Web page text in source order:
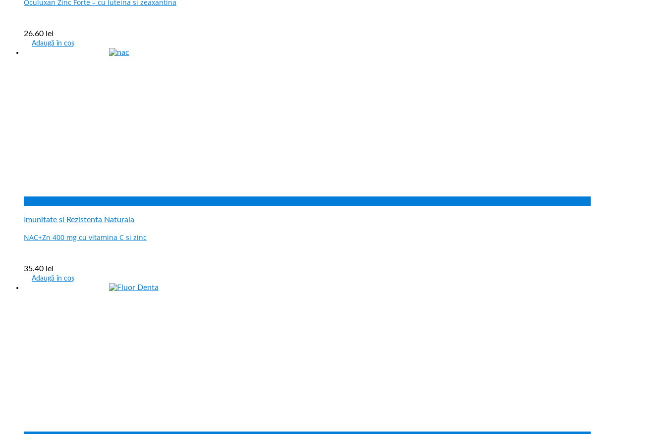
Oculuxan Zinc Forte – cu luteina si zeaxantina
26.60 lei
Adaugă în coș
Imunitate si Rezistenta Naturala
NAC+Zn 400 mg cu vitamina C si zinc
35.40 lei
Adaugă în coș